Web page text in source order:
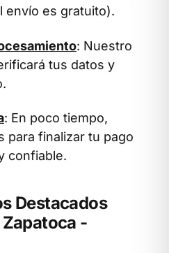
envío es gratuito).
: Nuestro
tus datos y
: En poco tiempo,
para finalizar tu pago
confiable.
Destacados
-